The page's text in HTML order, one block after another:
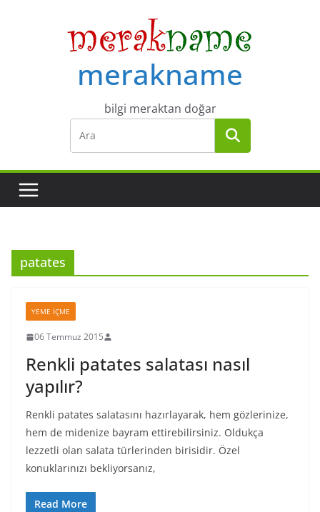
merakname
bilgi meraktan doğar
patates
YEME İÇME
06 Temmuz 2015
Renkli patates salatası nasıl
yapılır?
Renkli patates salatasını hazırlayarak, hem gözlerinize,
hem de midenize bayram ettirebilirsiniz. Oldukça
lezzetli olan salata türlerinden birisidir. Özel
konuklarınızı bekliyorsanız,
Read More